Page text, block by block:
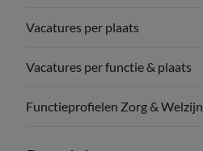
Vacatures per plaats
Vacatures per functie & plaats
Functieprofielen Zorg & Welzijn